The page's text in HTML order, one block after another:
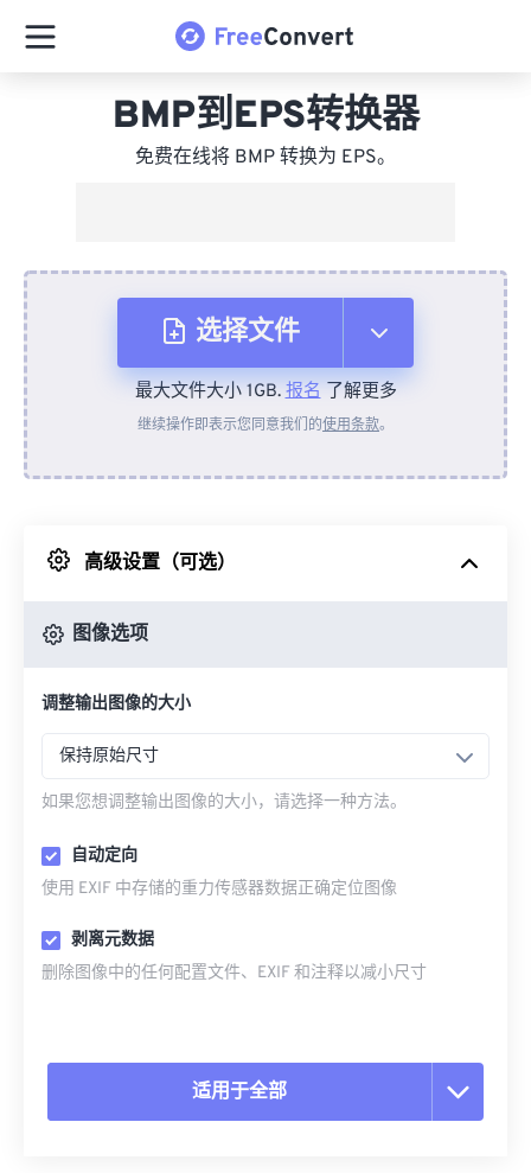
BMP到EPS转换器
免费在线将 BMP 转换为 EPS。
选择文件
从设备
来自 Google Drive
最大文件大小 1GB.报名了解更多
继续操作即表示您同意我们的使用条款。
高级设置（可选）
图像选项
调整输出图像的大小
保持原始尺寸
如果您想调整输出图像的大小，请选择一种方法。
自动定向
使用 EXIF 中存储的重力传感器数据正确定位图像
剥离元数据
删除图像中的任何配置文件、EXIF 和注释以减小尺寸
适用于全部